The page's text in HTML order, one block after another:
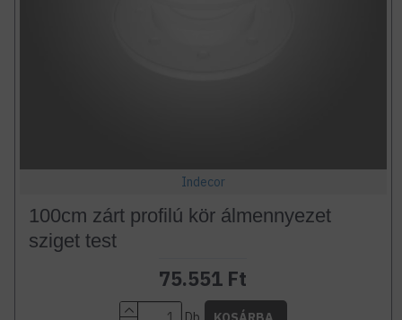
Indecor
100cm zárt profilú kör álmennyezet
sziget test
75.551 Ft